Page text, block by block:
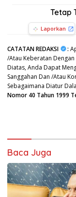
Tetap
Laporkan
CATATAN REDAKSI :
/Atau Keberatan
Diatas, Anda Dapat
Sanggahan Dan /Atau
Sebagaimana Diatur
Nomor 40 Tahun 1999
Baca Juga